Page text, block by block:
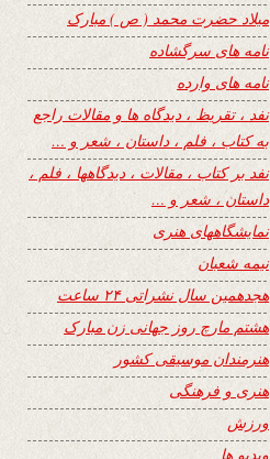
میلاد حضرت محمد ( ص ) مبارک
نامه های سرگشاده
نامه های وارده
نفد ، تقریظ ، دیدگاه ها و مقالات راجع
به کتاب ، فلم ، داستان ، شعر و …
نفد بر کتاب ، مقالات ، دیدگاهها ، فلم ،
داستان ، شعر و …
نمایشگاههای هنری
نیمه شعبان
هجدهمین سال نشراتی ۲۴ ساعت
هشتم مارچ روز جهانی زن مبارک
هنرمندان موسیقی کشور
هنری و فرهنگی
ورزش
ویدیو ها